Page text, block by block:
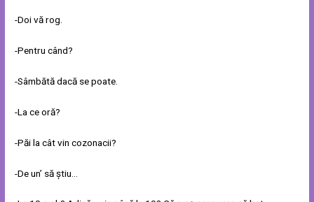
-Doi vă rog.
-Pentru când?
-Sâmbătă dacă se poate.
-La ce oră?
-Păi la cât vin cozonacii?
-De un’ să știu…